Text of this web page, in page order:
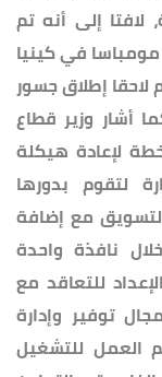
إلى أنه تم
في كينيا
إطلاق جسور
أشار وزير قطاع
لإعادة هيكلة
لتقوم بدورها
مع إضافة
نافذة واحدة
للتعاقد مع
توفير وإدارة
العمل للتشغيل